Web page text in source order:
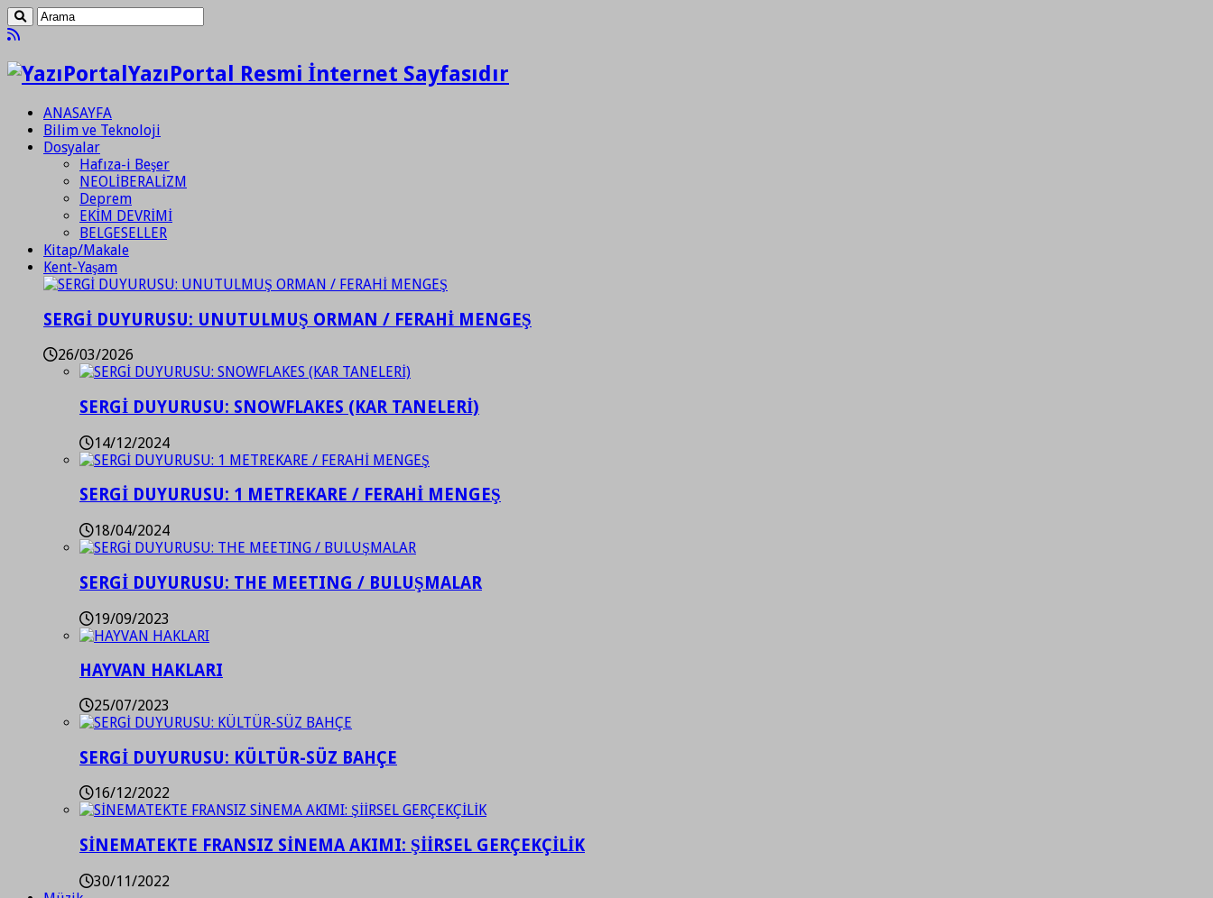
YazıPortal Resmi İnternet Sayfasıdır
ANASAYFA
Bilim ve Teknoloji
Dosyalar
Hafıza-i Beşer
NEOLİBERALİZM
Deprem
EKİM DEVRİMİ
BELGESELLER
Kitap/Makale
Kent-Yaşam
SERGİ DUYURUSU: UNUTULMUŞ ORMAN / FERAHİ MENGEŞ
26/03/2026
SERGİ DUYURUSU: SNOWFLAKES (KAR TANELERİ)
14/12/2024
SERGİ DUYURUSU: 1 METREKARE / FERAHİ MENGEŞ
18/04/2024
SERGİ DUYURUSU: THE MEETING / BULUŞMALAR
19/09/2023
HAYVAN HAKLARI
25/07/2023
SERGİ DUYURUSU: KÜLTÜR-SÜZ BAHÇE
16/12/2022
SİNEMATEKTE FRANSIZ SİNEMA AKIMI: ŞİİRSEL GERÇEKÇİLİK
30/11/2022